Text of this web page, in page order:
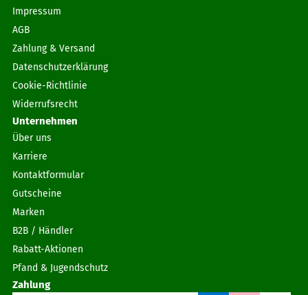
Impressum
AGB
Zahlung & Versand
Datenschutzerklärung
Cookie-Richtlinie
Widerrufsrecht
Unternehmen
Über uns
Karriere
Kontaktformular
Gutscheine
Marken
B2B / Händler
Rabatt-Aktionen
Pfand & Jugendschutz
Zahlung